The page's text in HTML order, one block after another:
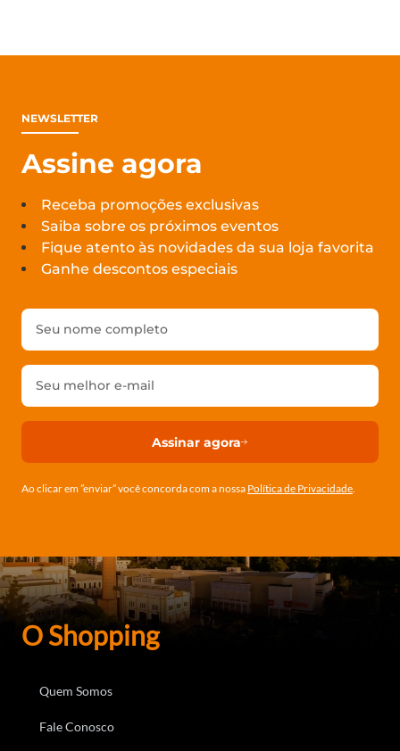
NEWSLETTER
Assine agora
Receba promoções exclusivas
Saiba sobre os próximos eventos
Fique atento às novidades da sua loja favorita
Ganhe descontos especiais
Assinar agora
Ao clicar em ”enviar” você concorda com a nossa Política de Privacidade.
O Shopping
Quem Somos
Fale Conosco